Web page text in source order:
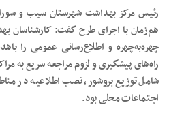
رئیس مرکز بهداشت شهرستان سیب و
هم‌زمان با اجرای طرح گفت: کارشناسان
چهره‌به‌چهره و اطلاع‌رسانی عمومی را
راه‌های پیشگیری و لزوم مراجعه سریع به
شامل توزیع بروشور، نصب اطلاعیه در
اجتماعات محلی بود.